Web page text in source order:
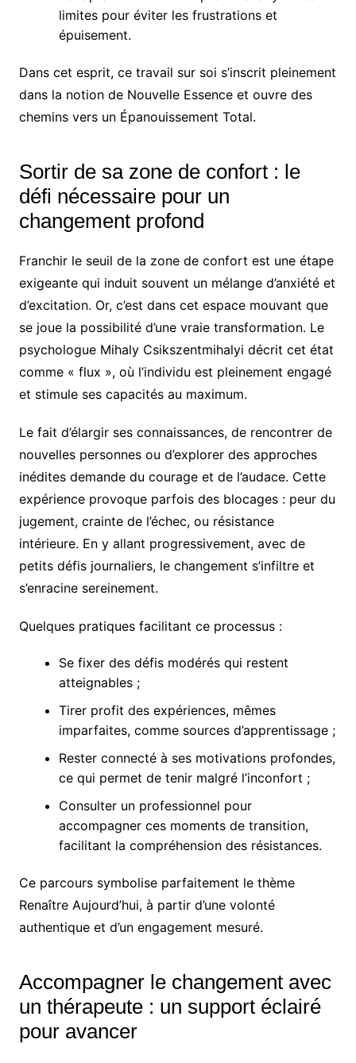
limites pour éviter les frustrations et
épuisement.
Dans cet esprit, ce travail sur soi s’inscrit pleinement
dans la notion de Nouvelle Essence et ouvre des
chemins vers un Épanouissement Total.
Sortir de sa zone de confort : le
défi nécessaire pour un
changement profond
Franchir le seuil de la zone de confort est une étape
exigeante qui induit souvent un mélange d’anxiété et
d’excitation. Or, c’est dans cet espace mouvant que
se joue la possibilité d’une vraie transformation. Le
psychologue Mihaly Csikszentmihalyi décrit cet état
comme « flux », où l’individu est pleinement engagé
et stimule ses capacités au maximum.
Le fait d’élargir ses connaissances, de rencontrer de
nouvelles personnes ou d’explorer des approches
inédites demande du courage et de l’audace. Cette
expérience provoque parfois des blocages : peur du
jugement, crainte de l’échec, ou résistance
intérieure. En y allant progressivement, avec de
petits défis journaliers, le changement s’infiltre et
s’enracine sereinement.
Quelques pratiques facilitant ce processus :
Se fixer des défis modérés qui restent
atteignables ;
Tirer profit des expériences, mêmes
imparfaites, comme sources d’apprentissage ;
Rester connecté à ses motivations profondes,
ce qui permet de tenir malgré l’inconfort ;
Consulter un professionnel pour
accompagner ces moments de transition,
facilitant la compréhension des résistances.
Ce parcours symbolise parfaitement le thème
Renaître Aujourd’hui, à partir d’une volonté
authentique et d’un engagement mesuré.
Accompagner le changement avec
un thérapeute : un support éclairé
pour avancer